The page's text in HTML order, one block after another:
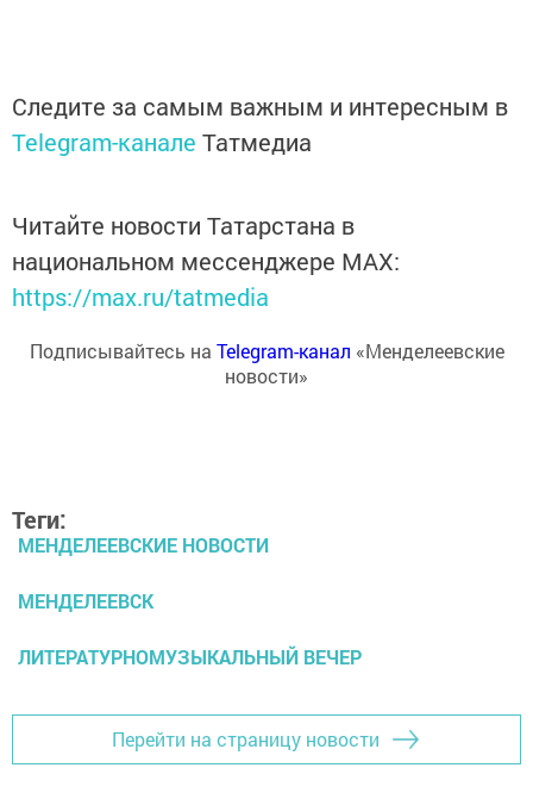
Следите за самым важным и интересным в
Telegram-канале Татмедиа
Читайте новости Татарстана в
национальном мессенджере MАХ:
https://max.ru/tatmedia
Подписывайтесь на Telegram-канал «Менделеевские
новости»
Теги:
МЕНДЕЛЕЕВСКИЕ НОВОСТИ
МЕНДЕЛЕЕВСК
ЛИТЕРАТУРНОМУЗЫКАЛЬНЫЙ ВЕЧЕР
Перейти на страницу новости